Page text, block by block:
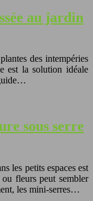
au jardin
des intempéries
est la solution idéale
sous serre
les petits espaces est
fleurs peut sembler
les mini-serres…